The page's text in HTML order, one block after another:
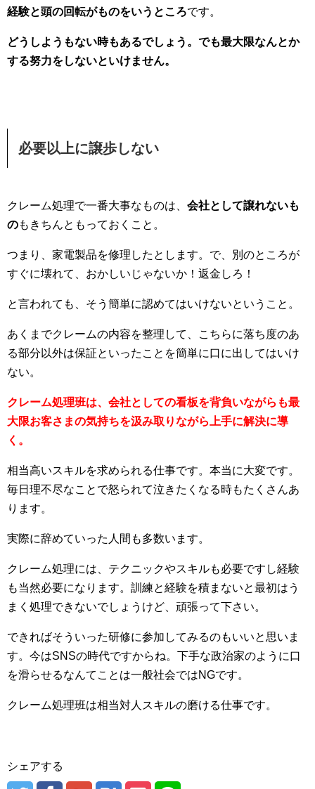
経験と頭の回転がものをいうところです。
どうしようもない時もあるでしょう。でも最大限なんとか
する努力をしないといけません。
必要以上に譲歩しない
クレーム処理で一番大事なものは、 会社として譲れないも
のもきちんともっておくこと。
つまり、家電製品を修理したとします。で、別のところが
すぐに壊れて、おかしいじゃないか！返金しろ！
と言われても、そう簡単に認めてはいけないということ。
あくまでクレームの内容を整理して、こちらに落ち度のあ
る部分以外は保証といったことを簡単に口に出してはいけ
ない。
クレーム処理班は、会社としての看板を背負いながらも最
大限お客さまの気持ちを汲み取りながら上手に解決に導
く。
相当高いスキルを求められる仕事です。本当に大変です。
毎日理不尽なことで怒られて泣きたくなる時もたくさんあ
ります。
実際に辞めていった人間も多数います。
クレーム処理には、テクニックやスキルも必要ですし経験
も当然必要になります。訓練と経験を積まないと最初はう
まく処理できないでしょうけど、頑張って下さい。
できればそういった研修に参加してみるのもいいと思いま
す。今はSNSの時代ですからね。下手な政治家のように口
を滑らせるなんてことは一般社会ではNGです。
クレーム処理班は相当対人スキルの磨ける仕事です。
シェアする